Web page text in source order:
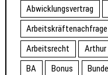
Abwicklungsvertrag
Arbeitskräftenachfrage
Arbeitsrecht
Arthur
BA
Bonus